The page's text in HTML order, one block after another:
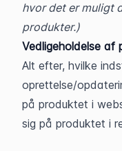
hvor det er muligt
produkter.)
Vedligeholdelse af
Alt efter, hvilke
oprettelse/
på produktet i
sig på produktet i